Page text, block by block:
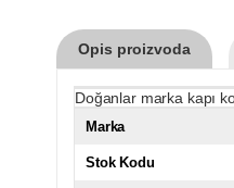
Opis proizvoda
Doğanlar marka kapı
Marka
Stok Kodu